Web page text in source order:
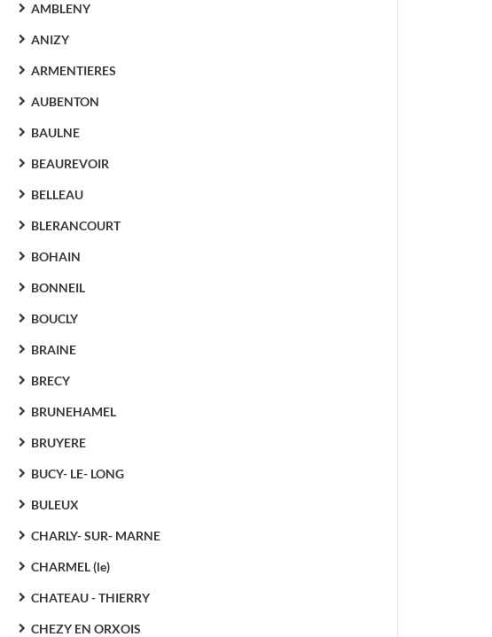
AMBLENY
ANIZY
ARMENTIERES
AUBENTON
BAULNE
BEAUREVOIR
BELLEAU
BLERANCOURT
BOHAIN
BONNEIL
BOUCLY
BRAINE
BRECY
BRUNEHAMEL
BRUYERE
BUCY- LE- LONG
BULEUX
CHARLY- SUR- MARNE
CHARMEL (le)
CHATEAU - THIERRY
CHEZY EN ORXOIS